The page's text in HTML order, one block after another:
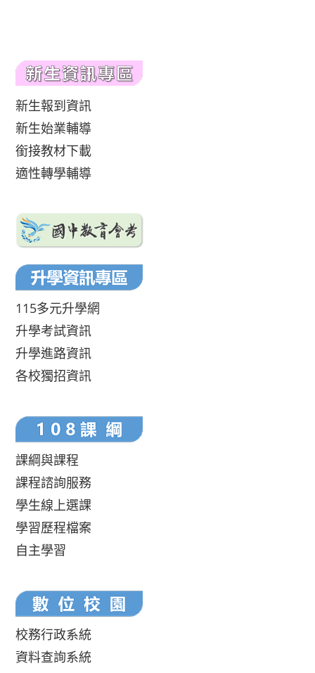
新生報到資訊
新生始業輔導
銜接教材下載
適性轉學輔導
115多元升學網
升學考試資訊
升學進路資訊
各校獨招資訊
課綱與課程
課程諮詢服務
學生線上選課
學習歷程檔案
自主學習
校務行政系統
資料查詢系統